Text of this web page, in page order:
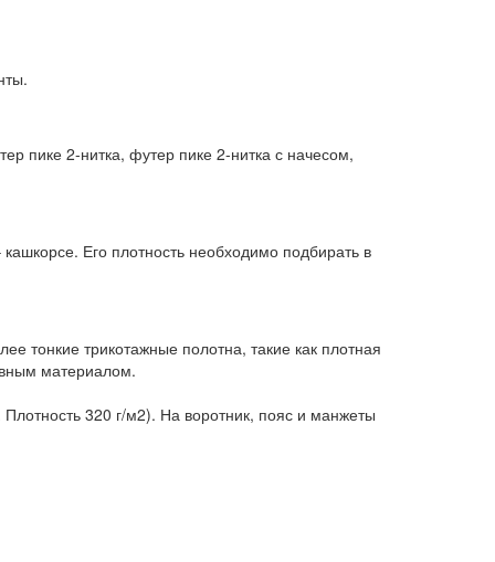
пике 2-нитка, футер пике 2-нитка с начесом,
Его плотность необходимо подбирать в
тонкие трикотажные полотна, такие как плотная
материалом.
320 г/м2). На воротник, пояс и манжеты